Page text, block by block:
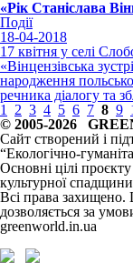
«Рік Станіслава
Події
18-04-2018
17 квітня у селі
«Вінцензівська
народження
речника діалогу та
1
2 3 4 5 6 7 8 9
© 2005-2026
Сайт створений і
“Екологічно-
Основні цілі
культурної
Всі права захищено.
дозволяється за
greenworld.in.ua